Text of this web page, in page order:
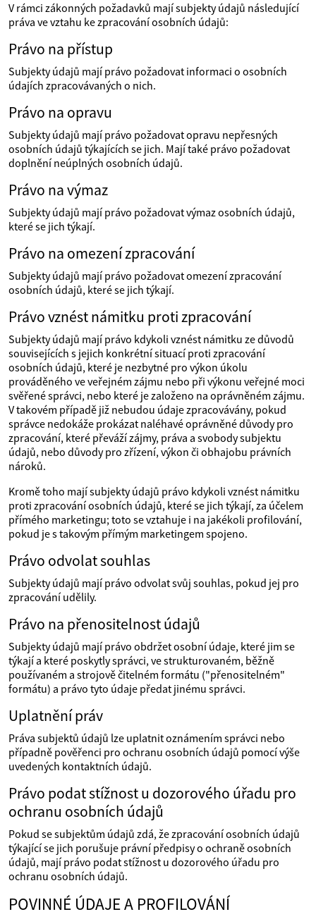
V rámci zákonných požadavků mají subjekty údajů následující
práva ve vztahu ke zpracování osobních údajů:
Právo na přístup
Subjekty údajů mají právo požadovat informaci o osobních
údajích zpracovávaných o nich.
Právo na opravu
Subjekty údajů mají právo požadovat opravu nepřesných
osobních údajů týkajících se jich. Mají také právo požadovat
doplnění neúplných osobních údajů.
Právo na výmaz
Subjekty údajů mají právo požadovat výmaz osobních údajů,
které se jich týkají.
Právo na omezení zpracování
Subjekty údajů mají právo požadovat omezení zpracování
osobních údajů, které se jich týkají.
Právo vznést námitku proti zpracování
Subjekty údajů mají právo kdykoli vznést námitku ze důvodů
souvisejících s jejich konkrétní situací proti zpracování
osobních údajů, které je nezbytné pro výkon úkolu
prováděného ve veřejném zájmu nebo při výkonu veřejné moci
svěřené správci, nebo které je založeno na oprávněném zájmu.
V takovém případě již nebudou údaje zpracovávány, pokud
správce nedokáže prokázat naléhavé oprávněné důvody pro
zpracování, které převáží zájmy, práva a svobody subjektu
údajů, nebo důvody pro zřízení, výkon či obhajobu právních
nároků.
Kromě toho mají subjekty údajů právo kdykoli vznést námitku
proti zpracování osobních údajů, které se jich týkají, za účelem
přímého marketingu; toto se vztahuje i na jakékoli profilování,
pokud je s takovým přímým marketingem spojeno.
Právo odvolat souhlas
Subjekty údajů mají právo odvolat svůj souhlas, pokud jej pro
zpracování udělily.
Právo na přenositelnost údajů
Subjekty údajů mají právo obdržet osobní údaje, které jim se
týkají a které poskytly správci, ve strukturovaném, běžně
používaném a strojově čitelném formátu ("přenositelném"
formátu) a právo tyto údaje předat jinému správci.
Uplatnění práv
Práva subjektů údajů lze uplatnit oznámením správci nebo
případně pověřenci pro ochranu osobních údajů pomocí výše
uvedených kontaktních údajů.
Právo podat stížnost u dozorového úřadu pro
ochranu osobních údajů
Pokud se subjektům údajů zdá, že zpracování osobních údajů
týkající se jich porušuje právní předpisy o ochraně osobních
údajů, mají právo podat stížnost u dozorového úřadu pro
ochranu osobních údajů.
POVINNÉ ÚDAJE A PROFILOVÁNÍ